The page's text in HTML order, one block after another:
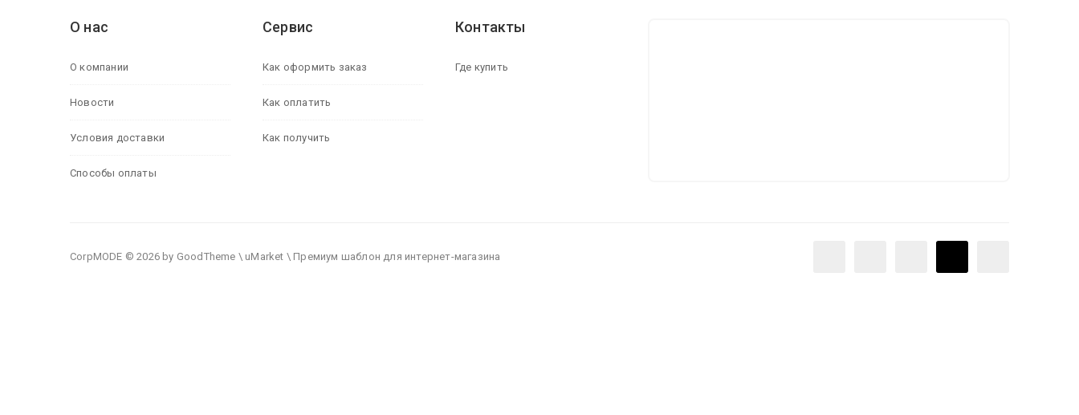
О нас
О компании
Новости
Условия доставки
Способы оплаты
Сервис
Как оформить заказ
Как оплатить
Как получить
Контакты
Где купить
CorpMODE © 2026 by GoodTheme \ uMarket \ Премиум шаблон для интернет-магазина